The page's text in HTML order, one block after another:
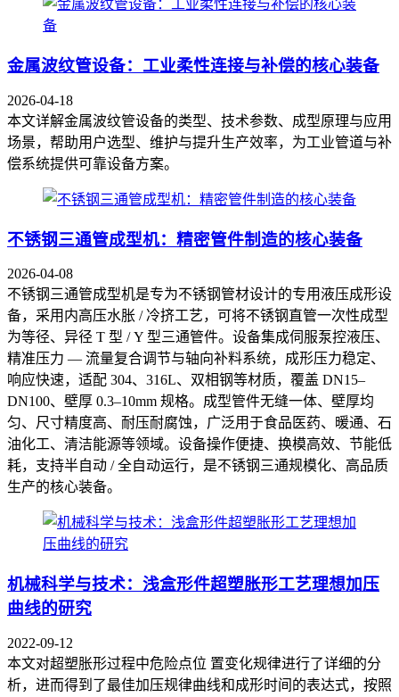
金属波纹管设备：工业柔性连接与补偿的核心装备
2026-04-18
本文详解金属波纹管设备的类型、技术参数、成型原理与应用
场景，帮助用户选型、维护与提升生产效率，为工业管道与补
偿系统提供可靠设备方案。
不锈钢三通管成型机：精密管件制造的核心装备
2026-04-08
不锈钢三通管成型机是专为不锈钢管材设计的专用液压成形设
备，采用内高压水胀 / 冷挤工艺，可将不锈钢直管一次性成型
为等径、异径 T 型 / Y 型三通管件。设备集成伺服泵控液压、
精准压力 — 流量复合调节与轴向补料系统，成形压力稳定、
响应快速，适配 304、316L、双相钢等材质，覆盖 DN15–
DN100、壁厚 0.3–10mm 规格。成型管件无缝一体、壁厚均
匀、尺寸精度高、耐压耐腐蚀，广泛用于食品医药、暖通、石
油化工、清洁能源等领域。设备操作便捷、换模高效、节能低
耗，支持半自动 / 全自动运行，是不锈钢三通规模化、高品质
生产的核心装备。
机械科学与技术：浅盒形件超塑胀形工艺理想加压
曲线的研究
2022-09-12
本文对超塑胀形过程中危险点位 置变化规律进行了详细的分
析，进而得到了最佳加压规律曲线和成形时间的表达式，按照